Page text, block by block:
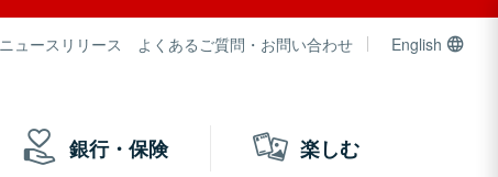
ニュースリリース よくあるご質問・お問い合わせ English
銀行・保険 楽しむ